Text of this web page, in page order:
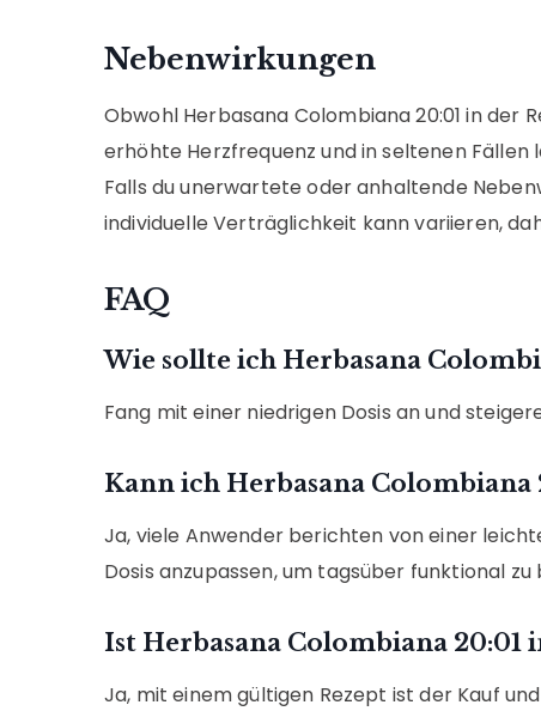
Nebenwirkungen
Obwohl Herbasana Colombiana 20:01 in
erhöhte Herzfrequenz und in seltenen Fällen
Falls du unerwartete oder anhaltende
individuelle Verträglichkeit kann variieren,
FAQ
Wie sollte ich Herbasana
Fang mit einer niedrigen Dosis an und
Kann ich Herbasana Colombiana
Ja, viele Anwender berichten von einer
Dosis anzupassen, um tagsüber funktional zu
Ist Herbasana Colombiana 20:01
Ja, mit einem gültigen Rezept ist der Kauf